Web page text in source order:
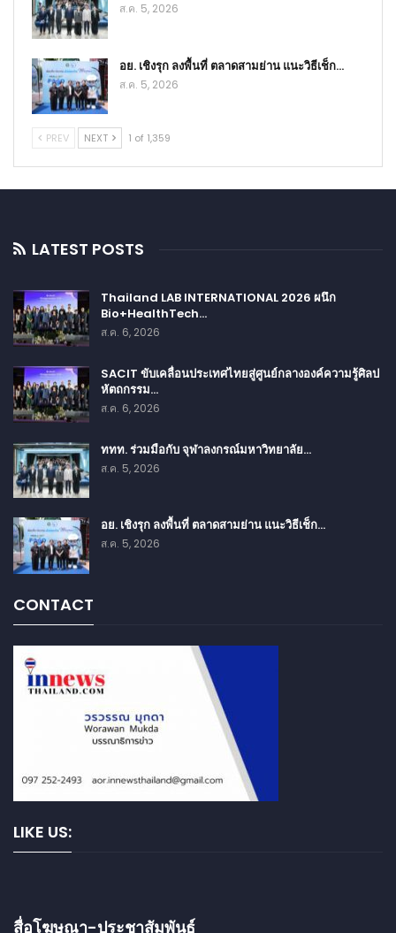
ส.ค. 5, 2026
อย. เชิงรุก ลงพื้นที่ ตลาดสามย่าน แนะวิธีเช็ก…
ส.ค. 5, 2026
PREV NEXT 1 of 1,359
LATEST POSTS
Thailand LAB INTERNATIONAL 2026 ผนึก
Bio+HealthTech…
ส.ค. 6, 2026
SACIT ขับเคลื่อนประเทศไทยสู่ศูนย์กลางองค์ความรู้ศิลป
หัตถกรรม…
ส.ค. 6, 2026
ททท. ร่วมมือกับ จุฬาลงกรณ์มหาวิทยาลัย…
ส.ค. 5, 2026
อย. เชิงรุก ลงพื้นที่ ตลาดสามย่าน แนะวิธีเช็ก…
ส.ค. 5, 2026
CONTACT
LIKE US:
สื่อโฆษณา-ประชาสัมพันธ์